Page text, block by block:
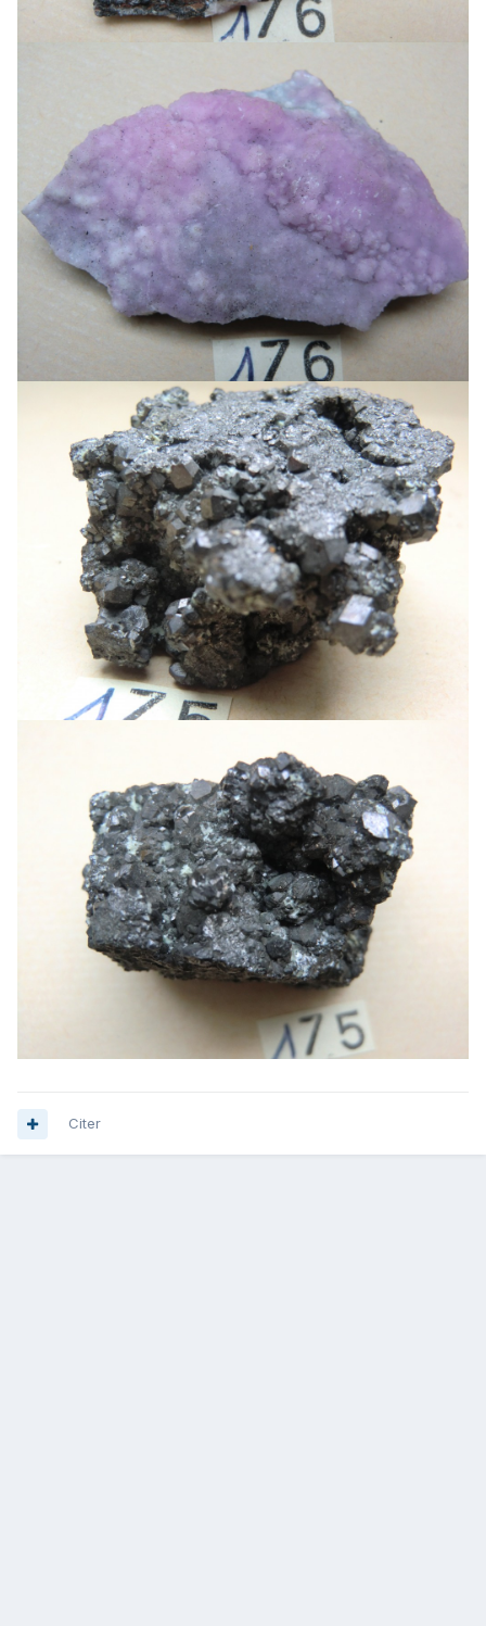
Citer